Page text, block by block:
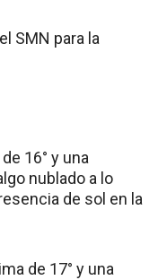
SMN para la
16° y una
nublado a lo
de sol en la
de 17° y una